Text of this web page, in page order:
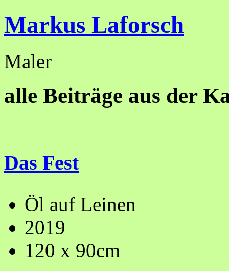
Markus Laforsch
Maler
alle Beiträge aus der
Das Fest
Öl auf Leinen
2019
120 x 90cm